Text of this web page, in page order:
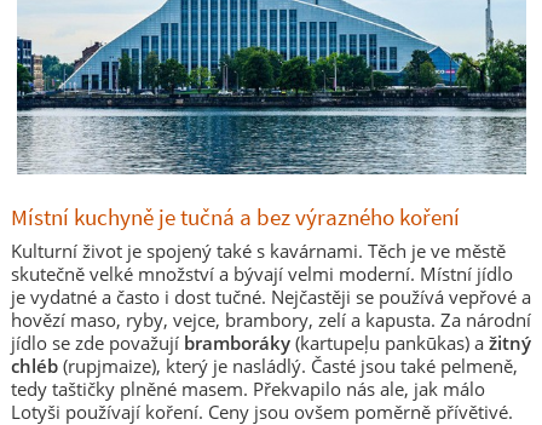
Místní kuchyně je tučná a bez výrazného koření
Kulturní život je spojený také s kavárnami. Těch je ve městě
skutečně velké množství a bývají velmi moderní. Místní jídlo
je vydatné a často i dost tučné. Nejčastěji se používá vepřové a
hovězí maso, ryby, vejce, brambory, zelí a kapusta. Za národní
jídlo se zde považují bramboráky(kartupeļu pankūkas) a žitný
chléb(rupjmaize), který je nasládlý. Časté jsou také pelmeně,
tedy taštičky plněné masem. Překvapilo nás ale, jak málo
Lotyši používají koření. Ceny jsou ovšem poměrně přívětivé.